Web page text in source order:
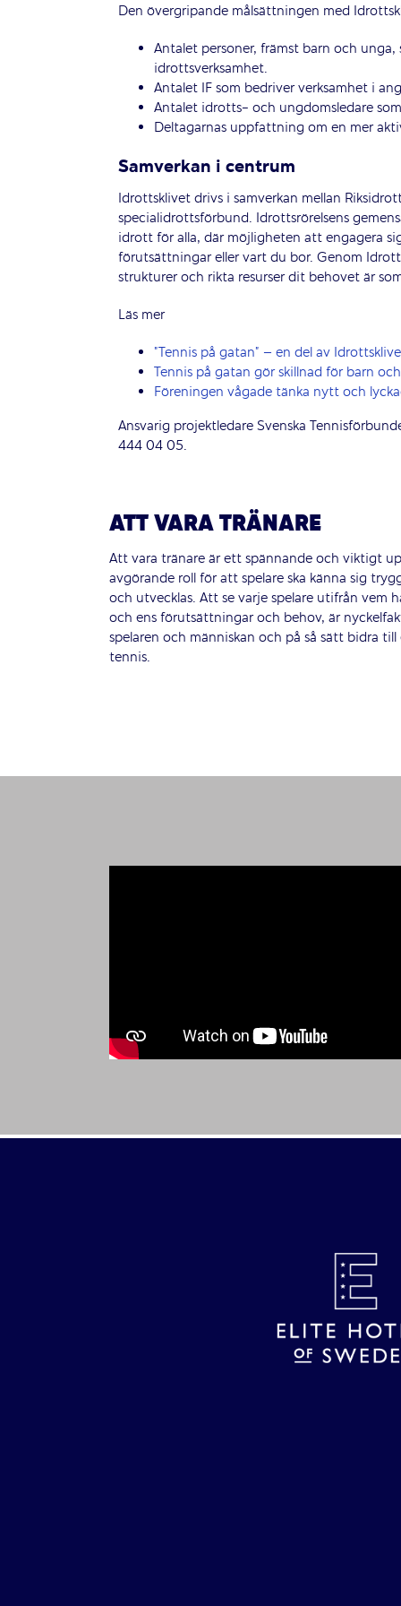
Den övergripande målsättningen med
Antalet personer, främst barn och
idrottsverksamhet.
Antalet IF som bedriver verksamhet i
Antalet idrotts- och ungdomsledare
Deltagarnas uppfattning om en mer
Samverkan i centrum
Idrottsklivet drivs i samverkan mellan
specialidrottsförbund. Idrottsrörelsens
idrott för alla, där möjligheten att engagera
förutsättningar eller vart du bor. Genom
strukturer och rikta resurser dit behovet är
Läs mer
”Tennis på gatan” – en del av
Tennis på gatan gör skillnad för barn
Föreningen vågade tänka nytt och
Ansvarig projektledare Svenska
444 04 05.
ATT VARA TRÄNARE
Att vara tränare är ett spännande och viktigt
avgörande roll för att spelare ska känna sig
och utvecklas. Att se varje spelare utifrån vem
och ens förutsättningar och behov, är
spelaren och människan och på så sätt bidra
tennis.